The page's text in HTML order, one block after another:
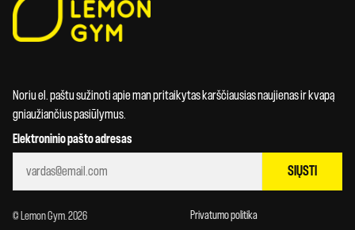
Noriu el. paštu sužinoti apie man pritaikytas karščiausias naujienas ir kvapą
gniaužiančius pasiūlymus.
Elektroninio pašto adresas
SIŲSTI
© Lemon Gym. 2026 Privatumo politika